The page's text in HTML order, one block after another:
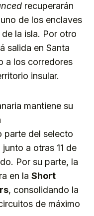
recuperarán
de los enclaves
la isla. Por otro
salida en Santa
a los corredores
insular.
mantiene su
parte del selecto
junto a otras 11 de
Por su parte, la
en la Short
, consolidando la
de máximo